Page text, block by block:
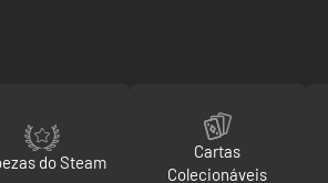
do Steam
Cartas
Colecionáveis